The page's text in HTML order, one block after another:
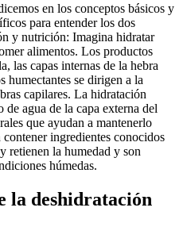
en los conceptos básicos y
para entender los dos
y nutrición: Imagina hidratar
alimentos. Los productos
las capas internas de la hebra
humectantes se dirigen a la
capilares. La hidratación
agua de la capa externa del
que ayudan a mantenerlo
contener ingredientes conocidos
retienen la humedad y son
húmedas.
la deshidratación